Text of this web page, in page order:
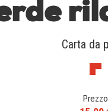
Carta da
Prezzo